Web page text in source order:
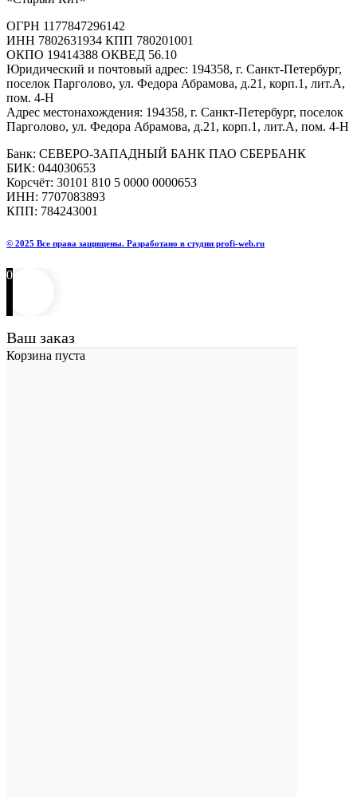
ОГРН 1177847296142
ИНН 7802631934 КПП 780201001
ОКПО 19414388 ОКВЕД 56.10
Юридический и почтовый адрес: 194358, г. Санкт-Петербург,
поселок Парголово, ул. Федора Абрамова, д.21, корп.1, лит.А,
пом. 4-Н
Адрес местонахождения: 194358, г. Санкт-Петербург, поселок
Парголово, ул. Федора Абрамова, д.21, корп.1, лит.А, пом. 4-Н
Банк: СЕВЕРО-ЗАПАДНЫЙ БАНК ПАО СБЕРБАНК
БИК: 044030653
Корсчёт: 30101 810 5 0000 0000653
ИНН: 7707083893
КПП: 784243001
© 2025 Все права защищены. Разработано в студии profi-web.ru
0
Ваш заказ
Корзина пуста